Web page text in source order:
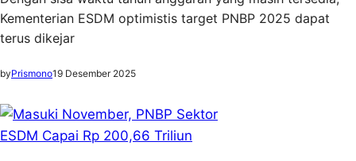
Kementerian ESDM optimistis target PNBP 2025 dapat
terus dikejar
byPrismono19 Desember 2025